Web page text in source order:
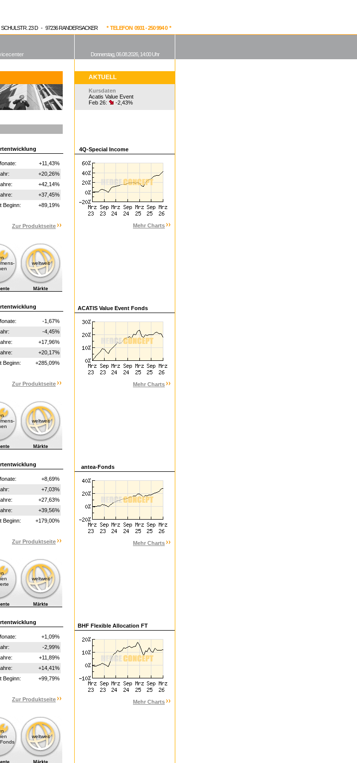
SCHULSTR. 23 D - 97236 RANDERSACKER * TELEFON 0931 - 250 994 0 *
+11,43%
+20,26%
+42,14%
+37,45%
Beginn: +89,19%
Zur Produktseite
weltweit
-1,67%
-4,45%
+17,96%
+20,17%
Beginn: +285,09%
Zur Produktseite
weltweit
+8,69%
+7,03%
+27,63%
+39,56%
Beginn: +179,00%
Zur Produktseite
weltweit
+1,09%
-2,99%
+11,89%
+14,41%
Beginn: +99,79%
Zur Produktseite
weltweit
AKTUELL
Kursdaten
Acatis Value Event
Feb 26:
-2,43%
4Q-Special Income
Mehr Charts
ACATIS Value Event Fonds
Mehr Charts
antea-Fonds
Mehr Charts
BHF Flexible Allocation FT
Mehr Charts
Donnerstag, 06.08.2026, 14:00 Uhr